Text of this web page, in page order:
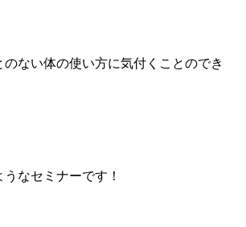
ない体の使い方に気付くことのでき
なセミナーです！